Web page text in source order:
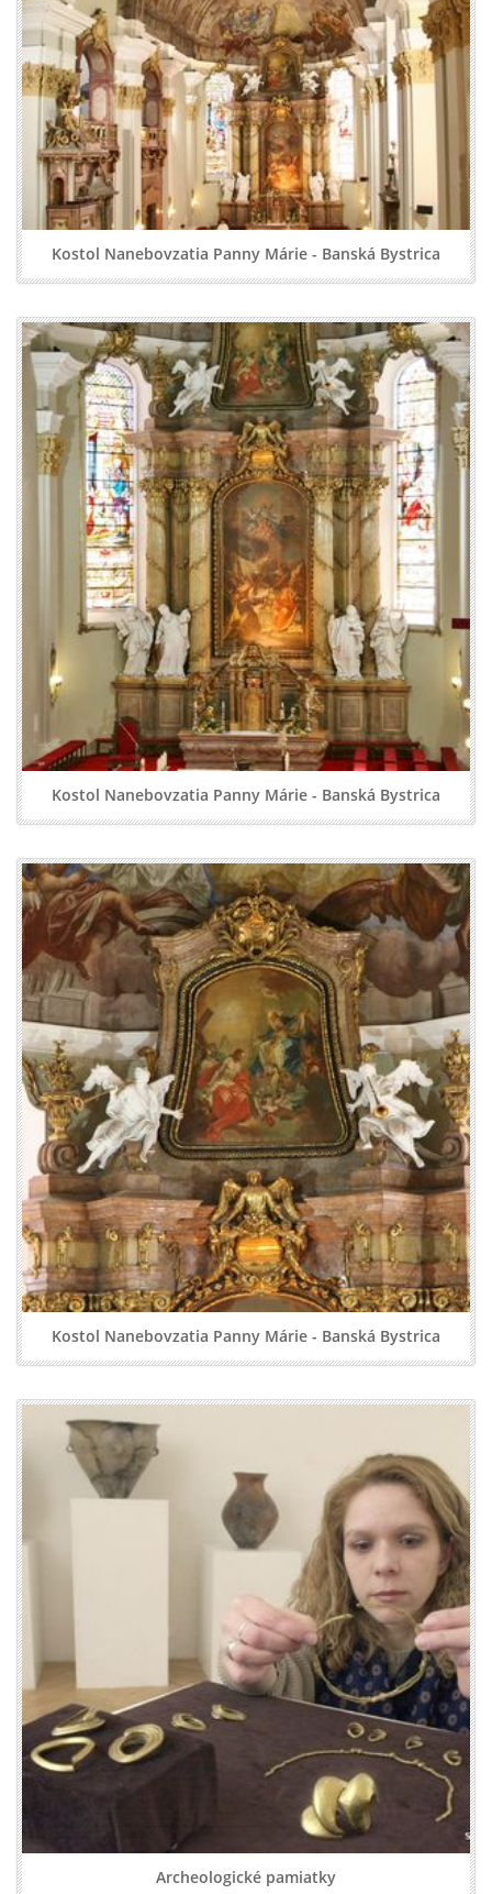
Kostol Nanebovzatia Panny Márie - Banská Bystrica
Kostol Nanebovzatia Panny Márie - Banská Bystrica
Kostol Nanebovzatia Panny Márie - Banská Bystrica
Archeologické pamiatky